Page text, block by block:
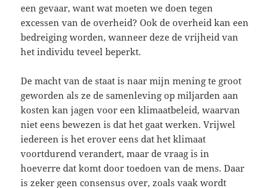
een gevaar, want wat moeten we doen tegen
excessen van de overheid? Ook de overheid kan een
bedreiging worden, wanneer deze de vrijheid van
het individu teveel beperkt.
De macht van de staat is naar mijn mening te groot
geworden als ze de samenleving op miljarden aan
kosten kan jagen voor een klimaatbeleid, waarvan
niet eens bewezen is dat het gaat werken. Vrijwel
iedereen is het erover eens dat het klimaat
voortdurend verandert, maar de vraag is in
hoeverre dat komt door toedoen van de mens. Daar
iszeker geen consensus over, zoals vaak wordt